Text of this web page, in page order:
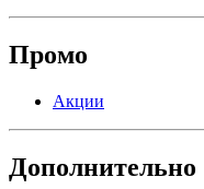
Промо
Акции
Дополнительно